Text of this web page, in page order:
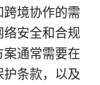
境协作的需
络安全和合规
通常需要在
条款，以及